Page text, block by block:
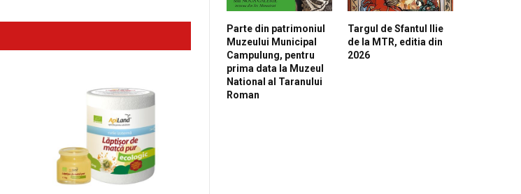
Parte din patrimoniul
Muzeului Municipal
Campulung, pentru
prima data la Muzeul
National al Taranului
Roman
Targul de Sfantul Ilie
de la MTR, editia din
2026